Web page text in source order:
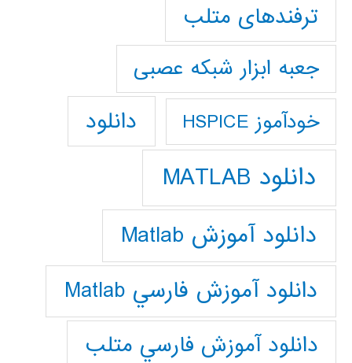
ترفندهای متلب
جعبه ابزار شبکه عصبی
خودآموز HSPICE دانلود
دانلود MATLAB
دانلود آموزش Matlab
دانلود آموزش فارسي Matlab
دانلود آموزش فارسي متلب